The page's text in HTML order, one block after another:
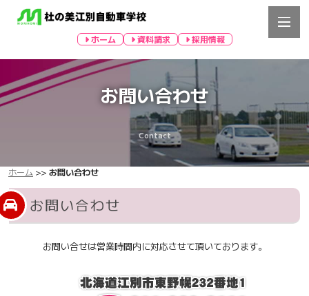
ホーム 資料請求 採用情報
お問い合わせ
Contact
ホーム >> お問い合わせ
お問い合わせ
お問い合せは営業時間内に対応させて頂いております。